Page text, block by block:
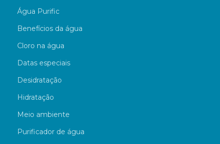
Água Purific
Benefícios da água
Cloro na água
Datas especiais
Desidratação
Hidratação
Meio ambiente
Purificador de água